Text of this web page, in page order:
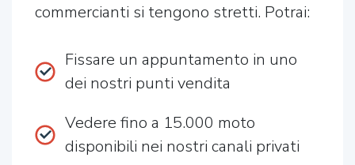
commercianti si tengono stretti. Potrai:
Fissare un appuntamento in uno
dei nostri punti vendita
Vedere fino a 15.000 moto
disponibili nei nostri canali privati